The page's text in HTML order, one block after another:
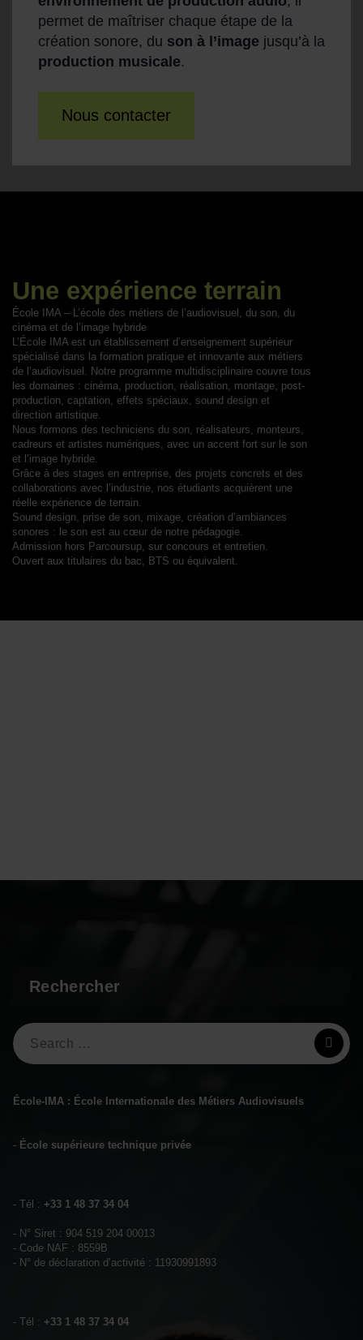
permet de maîtriser chaque étape de la
création sonore, du son à l’image jusqu’à la
production musicale.
Nous contacter
Une expérience terrain
École IMA – L’école des métiers de l’audiovisuel, du son, du
cinéma et de l’image hybride
L’École IMA est un établissement d’enseignement supérieur
spécialisé dans la formation pratique et innovante aux métiers
de l’audiovisuel. Notre programme multidisciplinaire couvre tous
les domaines : cinéma, production, réalisation, montage, post-
production, captation, effets spéciaux, sound design et
direction artistique.
Nous formons des techniciens du son, réalisateurs, monteurs,
cadreurs et artistes numériques, avec un accent fort sur le son
et l’image hybride.
Grâce à des stages en entreprise, des projets concrets et des
collaborations avec l’industrie, nos étudiants acquièrent une
réelle expérience de terrain.
Sound design, prise de son, mixage, création d’ambiances
sonores : le son est au cœur de notre pédagogie.
Admission hors Parcoursup, sur concours et entretien.
Ouvert aux titulaires du bac, BTS ou équivalent.
Rechercher
Search
for:
École-IMA : École Internationale des Métiers Audiovisuels
- École supérieure technique privée
- Tél : +33 1 48 37 34 04
- N° Siret : 904 519 204 00013
- Code NAF : 8559B
- N° de déclaration d’activité : 11930991893
- Tél : +33 1 48 37 34 04